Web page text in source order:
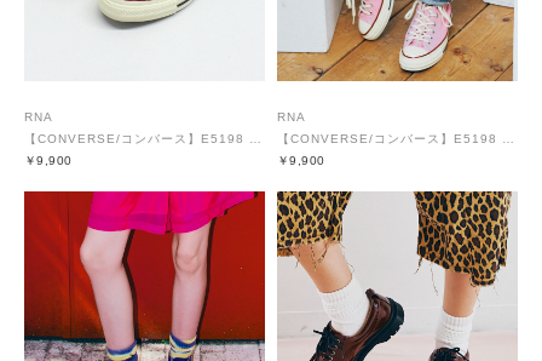
RNA
￥9,900
RNA
￥9,900